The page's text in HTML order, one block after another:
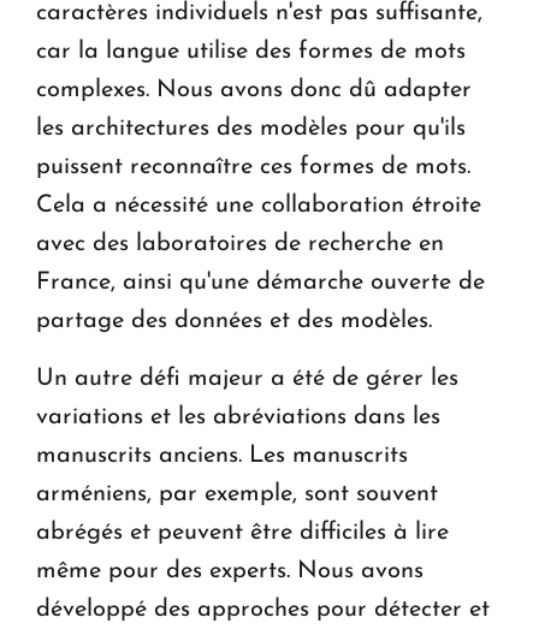
caractères individuels n'est pas suffisante,
car la langue utilise des formes de mots
complexes. Nous avons donc dû adapter
les architectures des modèles pour qu'ils
puissent reconnaître ces formes de mots.
Cela a nécessité une collaboration étroite
avec des laboratoires de recherche en
France, ainsi qu'une démarche ouverte de
partage des données et des modèles.
Un autre défi majeur a été de gérer les
variations et les abréviations dans les
manuscrits anciens. Les manuscrits
arméniens, par exemple, sont souvent
abrégés et peuvent être difficiles à lire
même pour des experts. Nous avons
développé des approches pour détecter et